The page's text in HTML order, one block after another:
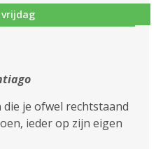
vrijdag
je ofwel rechtstaand
ieder op zijn eigen